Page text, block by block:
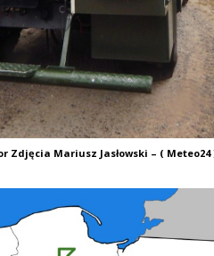
Zdjęcia Mariusz Jasłowski – ( Meteo24